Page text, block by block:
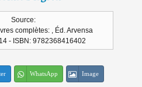
Source:
complètes: , Éd. Arvensa
- ISBN: 9782368416402
WhatsApp Image